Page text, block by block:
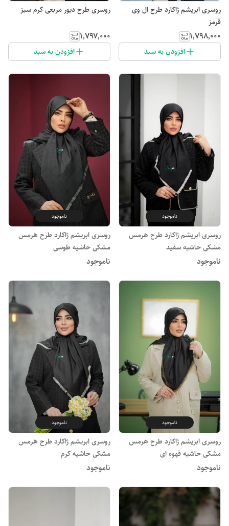
روسری ابریشم ژاکارد طرح ال وی
قرمز
۱٬۷۹۸٬۰۰۰
افزودن به سبد
روسری طرح دیور مربعی کرم سبز
۱٬۷۹۷٬۰۰۰
افزودن به سبد
ناموجود
روسری ابریشم ژاکارد طرح هرمس
مشکی حاشیه سفید
ناموجود
ناموجود
روسری ابریشم ژاکارد طرح هرمس
مشکی حاشیه طوسی
ناموجود
ناموجود
روسری ابریشم ژاکارد طرح هرمس
مشکی حاشیه قهوه ای
ناموجود
ناموجود
روسری ابریشم ژاکارد طرح هرمس
مشکی حاشیه کرم
ناموجود